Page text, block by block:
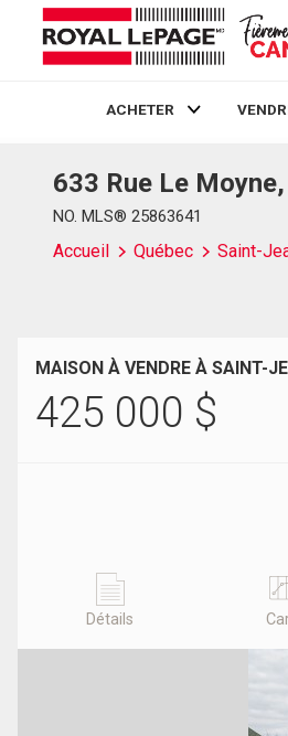
ACHETER
633 Rue Le
NO. MLS® 25863641
Accueil Québec Saint-
MAISON À VENDRE À SAINT-
425 000 $
Détails